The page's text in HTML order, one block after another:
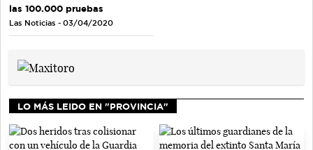
las 100.000 pruebas
Las Noticias - 03/04/2020
LO MÁS LEIDO EN "PROVINCIA"